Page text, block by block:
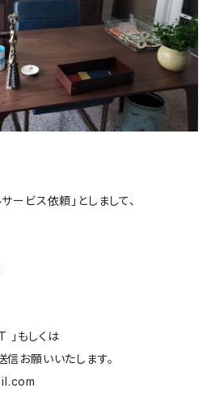
ービス依頼」としまして、
」もしくは
お願いいたします。